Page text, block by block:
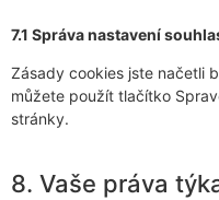
7.1 Správa nastavení
Zásady cookies jste načetli
můžete použít tlačítko
stránky.
8. Vaše práva